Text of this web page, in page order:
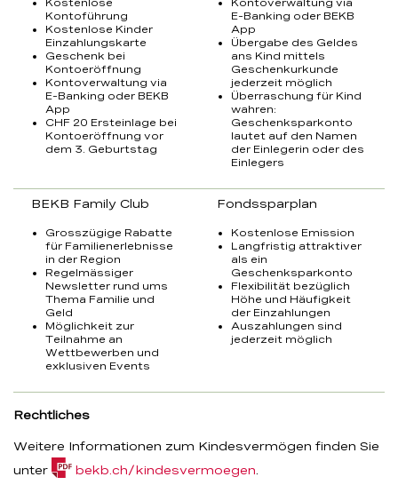
Kostenlose
Kontoführung
Kostenlose Kinder
Einzahlungskarte
Geschenk bei
Kontoeröffnung
Kontoverwaltung via
E-Banking oder BEKB
App
CHF 20 Ersteinlage bei
Kontoeröffnung vor
dem 3. Geburtstag
Kontoverwaltung via
E-Banking oder BEKB
App
Übergabe des Geldes
ans Kind mittels
Geschenkurkunde
jederzeit möglich
Überraschung für Kind
wahren:
Geschenksparkonto
lautet auf den Namen
der Einlegerin oder des
Einlegers
BEKB Family Club
Grosszügige Rabatte
für Familienerlebnisse
in der Region
Regelmässiger
Newsletter rund ums
Thema Familie und
Geld
Möglichkeit zur
Teilnahme an
Wettbewerben und
exklusiven Events
Fondssparplan
Kostenlose Emission
Langfristig attraktiver
als ein
Geschenksparkonto
Flexibilität bezüglich
Höhe und Häufigkeit
der Einzahlungen
Auszahlungen sind
jederzeit möglich
Rechtliches
Weitere Informationen zum Kindesvermögen finden Sie
unter
bekb.ch/kindesvermoegen100.2